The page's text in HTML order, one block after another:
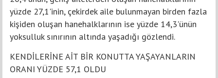
yüzde 27,1'inin, çekirdek aile bulunmayan birden fazla
kişiden oluşan hanehalklarının ise yüzde 14,3'ünün
yoksulluk sınırının altında yaşadığı gözlendi.
KENDİLERİNE AİT BİR KONUTTA YAŞAYANLARIN
ORANI YÜZDE 57,1 OLDU